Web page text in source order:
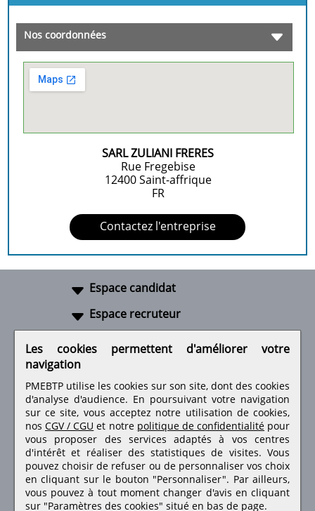
Nos coordonnées
SARL ZULIANI FRERES
Rue Fregebise
12400Saint-affrique
FR
Contactez l'entreprise
Espace candidat
Espace recruteur
Retrouvez-nous sur les réseaux sociaux
Les cookies permettent d'améliorer votre
navigation
PMEBTP utilise les cookies sur son site, dont des cookies
d'analyse d'audience. En poursuivant votre navigation
sur ce site, vous acceptez notre utilisation de cookies,
nos CGV / CGU et notre politique de confidentialité pour
vous proposer des services adaptés à vos centres
d'intérêt et réaliser des statistiques de visites.Vous
pouvez choisir de refuser ou de personnaliser vos choix
en cliquant sur le bouton "Personnaliser". Par ailleurs,
vous pouvez à tout moment changer d'avis en cliquant
sur "Paramètres des cookies" situé en bas de page.